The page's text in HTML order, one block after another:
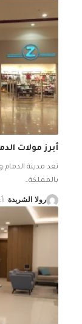
أبرز مولات
تعد مدينة الدمام
بالمملكة…
رولا الشريدة